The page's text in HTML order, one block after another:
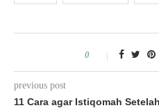
0
previous post
11 Cara agar Istiqomah